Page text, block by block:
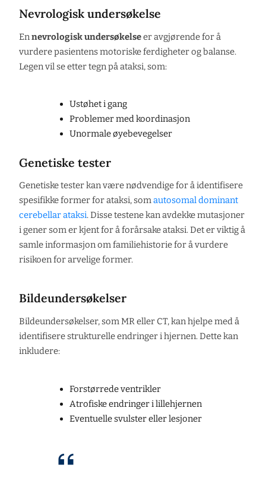
Nevrologisk undersøkelse
En nevrologisk undersøkelseer avgjørende for å
vurdere pasientens motoriske ferdigheter og balanse.
Legen vil se etter tegn på ataksi, som:
Ustøhet i gang
Problemer med koordinasjon
Unormale øyebevegelser
Genetiske tester
Genetiske tester kan være nødvendige for å identifisere
spesifikke former for ataksi, somautosomal dominant
cerebellar ataksi. Disse testene kan avdekke mutasjoner
i gener som er kjent for å forårsake ataksi. Det er viktig å
samle informasjon om familiehistorie for å vurdere
risikoen for arvelige former.
Bildeundersøkelser
Bildeundersøkelser, som MR eller CT, kan hjelpe med å
identifisere strukturelle endringer i hjernen. Dette kan
inkludere:
Forstørrede ventrikler
Atrofiske endringer i lillehjernen
Eventuelle svulster eller lesjoner